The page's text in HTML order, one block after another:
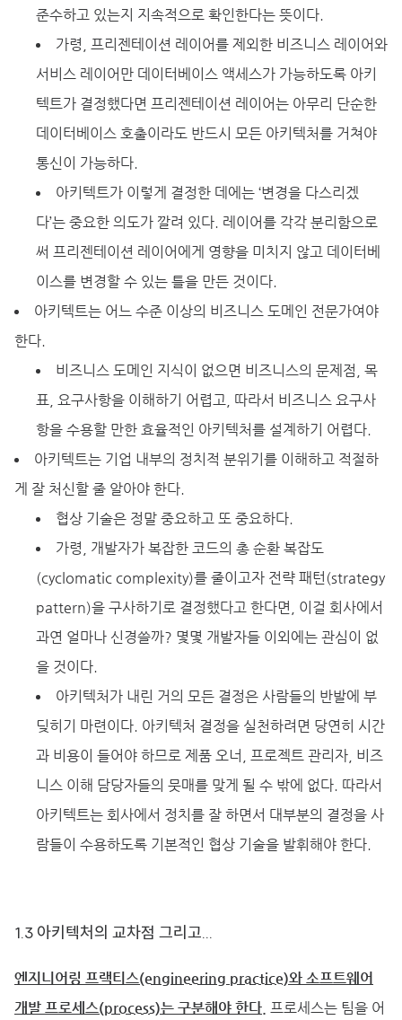
준수하고 있는지 지속적으로 확인한다는 뜻이다.
가령, 프리젠테이션 레이어를 제외한 비즈니스 레이어와
서비스 레이어만 데이터베이스 액세스가 가능하도록 아키
텍트가 결정했다면 프리젠테이션 레이어는 아무리 단순한
데이터베이스 호출이라도 반드시 모든 아키텍처를 거쳐야
통신이 가능하다.
아키텍트가 이렇게 결정한 데에는 ‘변경을 다스리겠
다’는 중요한 의도가 깔려 있다. 레이어를 각각 분리함으로
써 프리젠테이션 레이어에게 영향을 미치지 않고 데이터베
이스를 변경할 수 있는 틀을 만든 것이다.
아키텍트는 어느 수준 이상의 비즈니스 도메인 전문가여야
한다.
비즈니스 도메인 지식이 없으면 비즈니스의 문제점, 목
표, 요구사항을 이해하기 어렵고, 따라서 비즈니스 요구사
항을 수용할 만한 효율적인 아키텍처를 설계하기 어렵다.
아키텍트는 기업 내부의 정치적 분위기를 이해하고 적절하
게 잘 처신할 줄 알아야 한다.
협상 기술은 정말 중요하고 또 중요하다.
가령, 개발자가 복잡한 코드의 총 순환 복잡도
(cyclomatic complexity)를 줄이고자 전략 패턴(strategy
pattern)을 구사하기로 결정했다고 한다면, 이걸 회사에서
과연 얼마나 신경쓸까? 몇몇 개발자들 이외에는 관심이 없
을 것이다.
아키텍처가 내린 거의 모든 결정은 사람들의 반발에 부
딪히기 마련이다. 아키텍처 결정을 실천하려면 당연히 시간
과 비용이 들어야 하므로 제품 오너, 프로젝트 관리자, 비즈
니스 이해 담당자들의 뭇매를 맞게 될 수 밖에 없다. 따라서
아키텍트는 회사에서 정치를 잘 하면서 대부분의 결정을 사
람들이 수용하도록 기본적인 협상 기술을 발휘해야 한다.
1.3 아키텍처의 교차점 그리고...
엔지니어링 프랙티스(engineering practice)와 소프트웨어
개발 프로세스(process)는 구분해야 한다. 프로세스는 팀을 어